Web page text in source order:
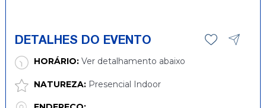
DETALHES DO EVENTO
HORÁRIO:Ver detalhamento abaixo
NATUREZA:Presencial Indoor